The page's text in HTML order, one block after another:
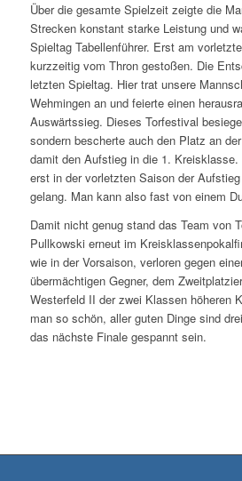
Über die gesamte Spielzeit zeigte die
Strecken konstant starke Leistung und
Spieltag Tabellenführer. Erst am
kurzzeitig vom Thron gestoßen. Die
letzten Spieltag. Hier trat unsere
Wehmingen an und feierte einen
Auswärtssieg. Dieses Torfestival
sondern bescherte auch den Platz an
damit den Aufstieg in die 1.
erst in der vorletzten Saison der
gelang. Man kann also fast von einem
Damit­ nicht genug stand das Team von
Pullkowski erneut im
wie in der Vorsaison, verloren gegen
übermächtigen Gegner, dem
Westerfeld II der zwei Klassen höheren
man so schön, aller guten Dinge sind
das nächste Finale gespannt sein.